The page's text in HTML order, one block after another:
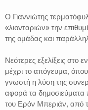
Ο Γιαννιώτης
«λιονταριών» την
της ομάδας και
Νεότερες εξελίξεις
μέχρι το απόγευμα, όπου
γνωστή η λύση της
αφορά τα
του Ερόν Μπεριάν, από